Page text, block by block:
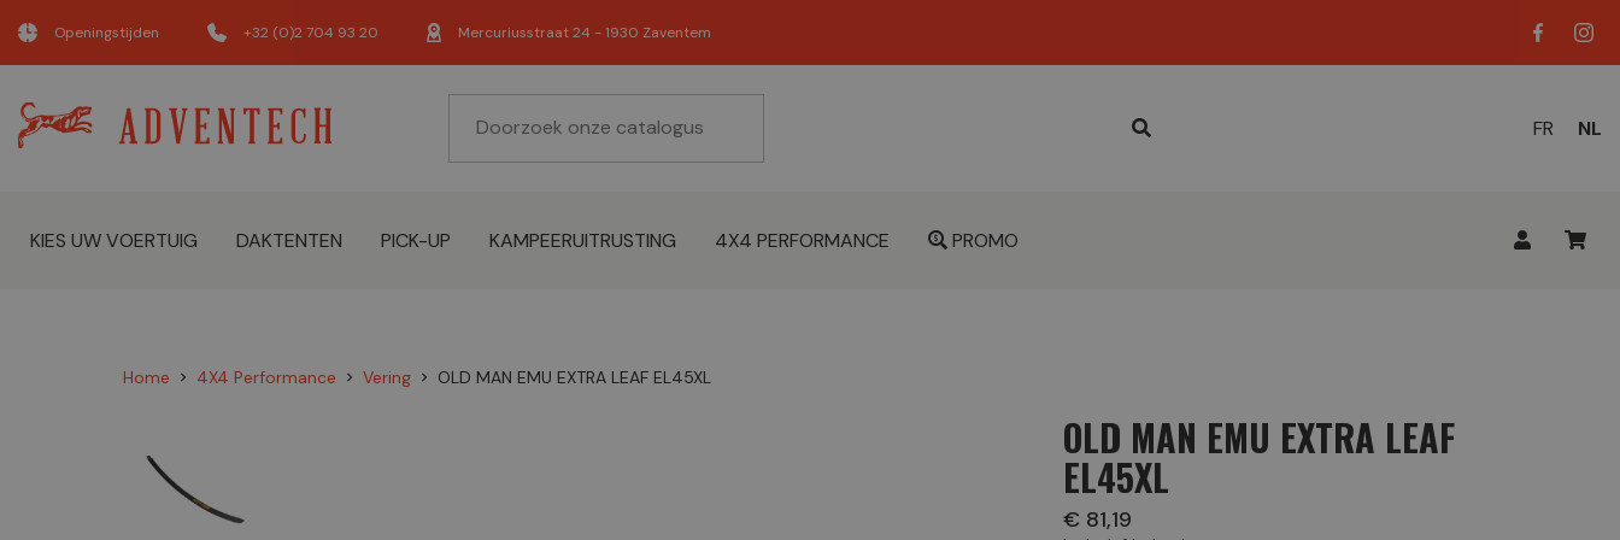
Openingstijden +32 (0)2 704 93 20 Mercuriusstraat 24 - 1930 Zaventem
FR NL
KIES UW VOERTUIG DAKTENTEN PICK-UP KAMPEERUITRUSTING 4X4 PERFORMANCE PROMO
Home chevron_right 4X4 Performance chevron_right Vering chevron_right OLD MAN EMU EXTRA LEAF EL45XL
OLD MAN EMU EXTRA LEAF
EL45XL
€ 81,19